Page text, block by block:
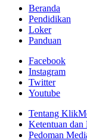
Beranda
Pendidikan
Loker
Panduan
Facebook
Instagram
Twitter
Youtube
Tentang
Ketentuan
Pedoman